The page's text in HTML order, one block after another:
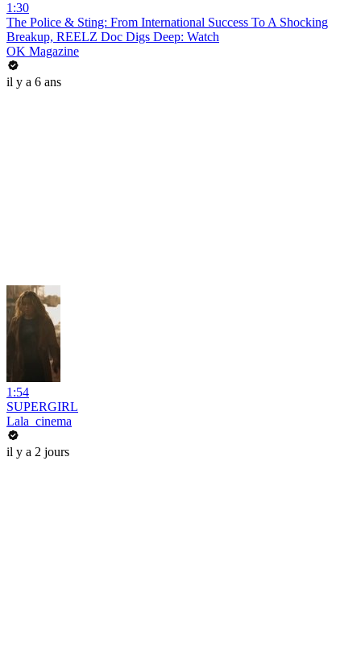
1:30
The Police & Sting: From International Success To A Shocking
Breakup, REELZ Doc Digs Deep: Watch
OK Magazine
il y a 6 ans
1:54
SUPERGIRL
Lala_cinema
il y a 2 jours